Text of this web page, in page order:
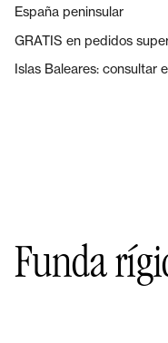
España peninsular
GRATIS en pedidos
Islas Baleares: consultar
Funda